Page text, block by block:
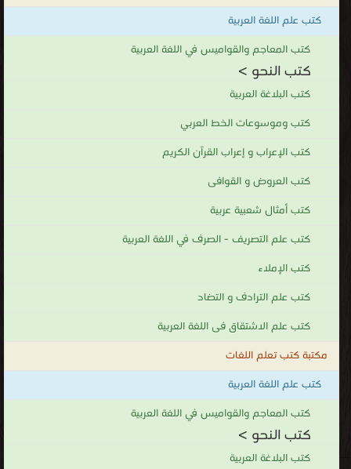
كتب علم اللغة العربية
كتب المعاجم والقواميس في اللغة العربية
كتب النحو >
كتب البلاغة العربية
كتب وموسوعات الخط العربي
كتب الإعراب و إعراب القرآن الكريم
كتب العروض و القوافى
كتب أمثال شعبية عربية
كتب علم التصريف - الصرف في اللغة العربية
كتب الإملاء
كتب علم الترادف و التضاد
كتب علم الاشتقاق فى اللغة العربية
مكتبة كتب تعلم اللغات
كتب علم اللغة العربية
كتب المعاجم والقواميس في اللغة العربية
كتب النحو >
كتب البلاغة العربية